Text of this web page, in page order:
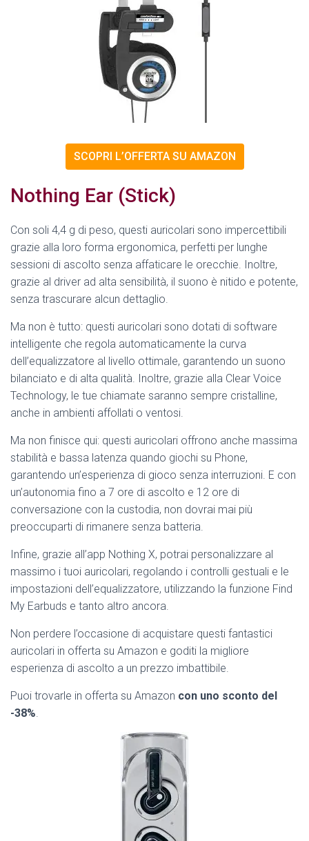
SCOPRI L’OFFERTA SU AMAZON
Nothing Ear (Stick)
Con soli 4,4 g di peso, questi auricolari sono impercettibili
grazie alla loro forma ergonomica, perfetti per lunghe
sessioni di ascolto senza affaticare le orecchie. Inoltre,
grazie al driver ad alta sensibilità, il suono è nitido e potente,
senza trascurare alcun dettaglio.
Ma non è tutto: questi auricolari sono dotati di software
intelligente che regola automaticamente la curva
dell’equalizzatore al livello ottimale, garantendo un suono
bilanciato e di alta qualità. Inoltre, grazie alla Clear Voice
Technology, le tue chiamate saranno sempre cristalline,
anche in ambienti affollati o ventosi.
Ma non finisce qui: questi auricolari offrono anche massima
stabilità e bassa latenza quando giochi su Phone,
garantendo un’esperienza di gioco senza interruzioni. E con
un’autonomia fino a 7 ore di ascolto e 12 ore di
conversazione con la custodia, non dovrai mai più
preoccuparti di rimanere senza batteria.
Infine, grazie all’app Nothing X, potrai personalizzare al
massimo i tuoi auricolari, regolando i controlli gestuali e le
impostazioni dell’equalizzatore, utilizzando la funzione Find
My Earbuds e tanto altro ancora.
Non perdere l’occasione di acquistare questi fantastici
auricolari in offerta su Amazon e goditi la migliore
esperienza di ascolto a un prezzo imbattibile.
Puoi trovarle in offerta su Amazon con uno sconto del
-38%.